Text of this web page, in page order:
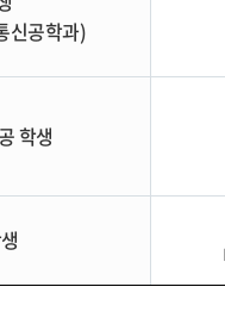
신공학과)
학생